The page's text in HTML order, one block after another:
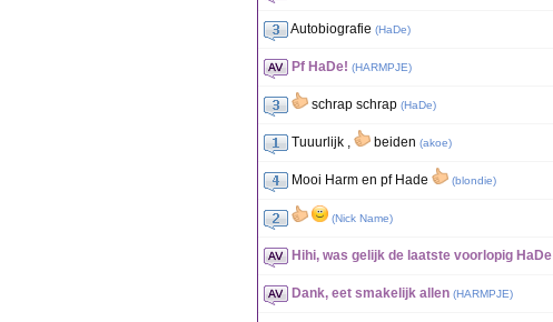
Autobiografie (HaDe)
Pf HaDe! (HARMPJE)
schrap schrap (HaDe)
Tuuurlijk , beiden (akoe)
Mooi Harm en pf Hade (blondie)
(Nick Name)
Hihi, was gelijk de laatste voorlopig HaDe
Dank, eet smakelijk allen (HARMPJE)